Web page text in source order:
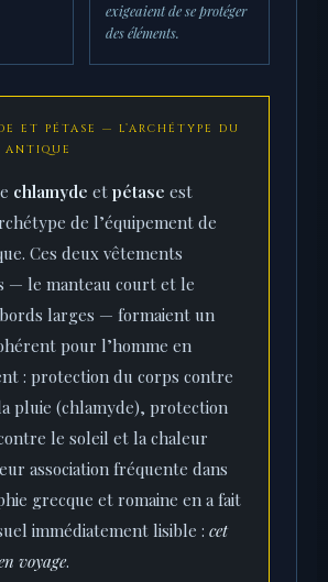
exigeaient de se protéger
des éléments.
ET PÉTASE — L’ARCHÉTYPE DU
ANTIQUE
chlamyde et pétase est
de l’équipement de
Ces deux vêtements
— le manteau court et le
bords larges — formaient un
pour l’homme en
: protection du corps contre
pluie (chlamyde), protection
le soleil et la chaleur
association fréquente dans
grecque et romaine en a fait
immédiatement lisible : cet
voyage.